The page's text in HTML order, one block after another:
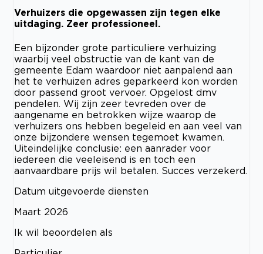
Verhuizers die opgewassen zijn tegen elke
uitdaging. Zeer professioneel.
Een bijzonder grote particuliere verhuizing
waarbij veel obstructie van de kant van de
gemeente Edam waardoor niet aanpalend aan
het te verhuizen adres geparkeerd kon worden
door passend groot vervoer. Opgelost dmv
pendelen. Wij zijn zeer tevreden over de
aangename en betrokken wijze waarop de
verhuizers ons hebben begeleid en aan veel van
onze bijzondere wensen tegemoet kwamen.
Uiteindelijke conclusie: een aanrader voor
iedereen die veeleisend is en toch een
aanvaardbare prijs wil betalen. Succes verzekerd.
Datum uitgevoerde diensten
Maart 2026
Ik wil beoordelen als